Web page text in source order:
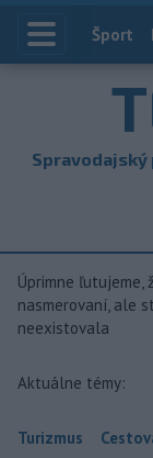
Index
Šport
Úprimne ľutujeme,
nasmerovaní, ale
neexistovala
Aktuálne témy:
Turizmus